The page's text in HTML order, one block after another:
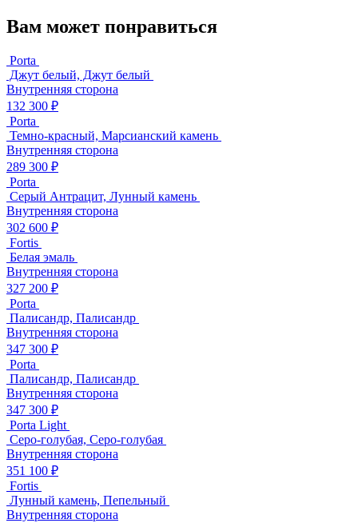
Вам может понравиться
Porta
Джут белый, Джут белый
Внутренняя сторона
132 300 ₽
Porta
Темно-красный, Марсианский камень
Внутренняя сторона
289 300 ₽
Porta
Серый Антрацит, Лунный камень
Внутренняя сторона
302 600 ₽
Fortis
Белая эмаль
Внутренняя сторона
327 200 ₽
Porta
Палисандр, Палисандр
Внутренняя сторона
347 300 ₽
Porta
Палисандр, Палисандр
Внутренняя сторона
347 300 ₽
Porta Light
Серо-голубая, Серо-голубая
Внутренняя сторона
351 100 ₽
Fortis
Лунный камень, Пепельный
Внутренняя сторона